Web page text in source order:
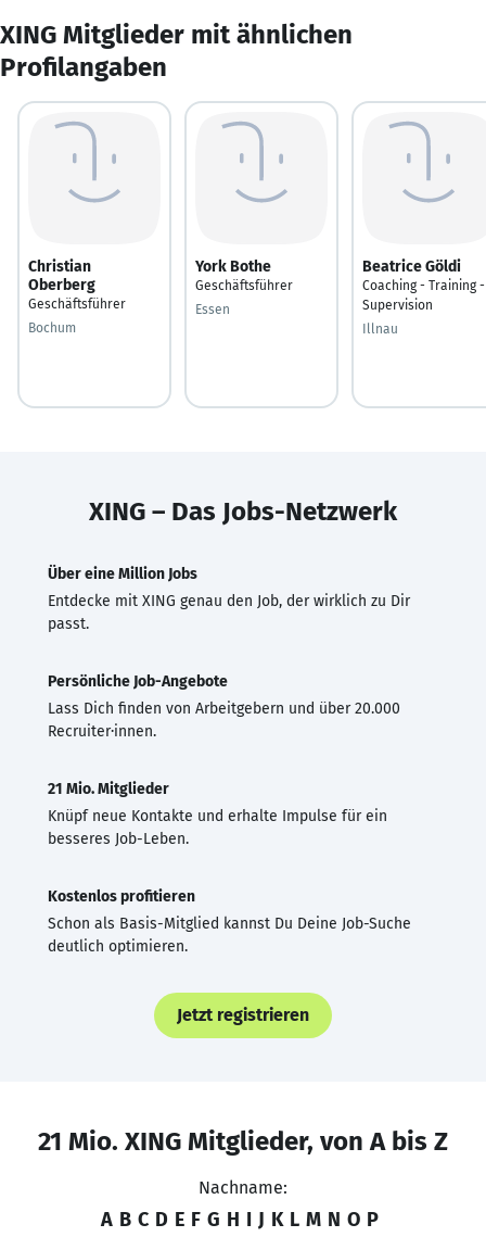
XING Mitglieder mit ähnlichen
Profilangaben
Christian
Oberberg
Geschäftsführer
Bochum
York Bothe
Geschäftsführer
Essen
Beatrice Göldi
Coaching - Training -
Supervision
Illnau
XING – Das Jobs-Netzwerk
Über eine Million Jobs
Entdecke mit XING genau den Job, der wirklich zu Dir
passt.
Persönliche Job-Angebote
Lass Dich finden von Arbeitgebern und über 20.000
Recruiter·innen.
21 Mio. Mitglieder
Knüpf neue Kontakte und erhalte Impulse für ein
besseres Job-Leben.
Kostenlos profitieren
Schon als Basis-Mitglied kannst Du Deine Job-Suche
deutlich optimieren.
Jetzt registrieren
21 Mio. XING Mitglieder, von A bis Z
Nachname:
A B C D E F G H I J K L M N O P